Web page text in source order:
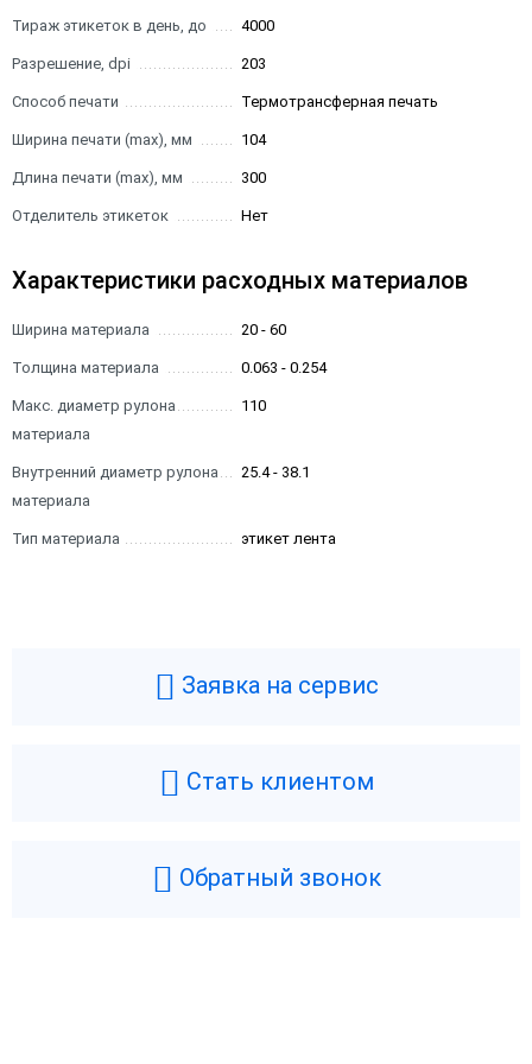
Тираж этикеток в день, до 4000
Разрешение, dpi 203
Способ печати Термотрансферная печать
Ширина печати (max), мм 104
Длина печати (max), мм 300
Отделитель этикеток Нет
Характеристики расходных материалов
Ширина материала 20 - 60
Толщина материала 0.063 - 0.254
Макс. диаметр рулона
материала
110
Внутренний диаметр рулона
материала
25.4 - 38.1
Тип материала этикет лента
Заявка на сервис
Стать клиентом
Обратный звонок